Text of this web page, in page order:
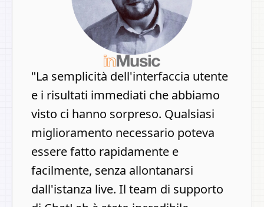
"La semplicità dell'interfaccia utente
e i risultati immediati che abbiamo
visto ci hanno sorpreso. Qualsiasi
miglioramento necessario poteva
essere fatto rapidamente e
facilmente, senza allontanarsi
dall'istanza live. Il team di supporto